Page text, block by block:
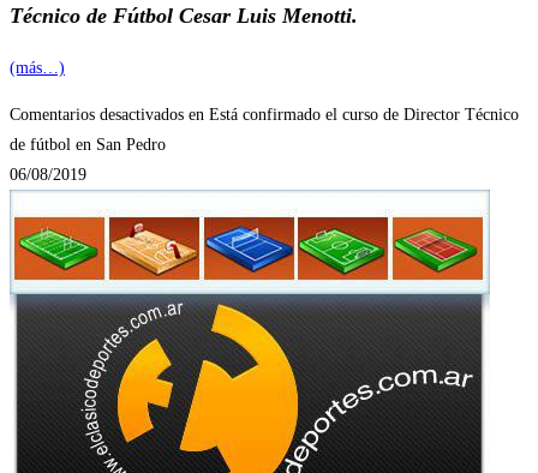
Técnico de Fútbol Cesar Luis Menotti.
(más…)
Comentarios desactivados en Está confirmado el curso de Director Técnico
de fútbol en San Pedro
06/08/2019